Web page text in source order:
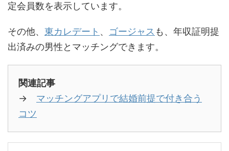
定会員数を表示しています。
その他、 東カレデート 、 ゴージャス も、年収証明提
出済みの男性とマッチングできます。
関連記事
→ マッチングアプリで結婚前提で付き合う
コツ